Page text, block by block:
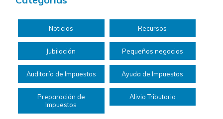
Noticias Recursos
Jubilación Pequeños negocios
Auditoría de Impuestos Ayuda de Impuestos
Preparación de
Impuestos
Alivio Tributario